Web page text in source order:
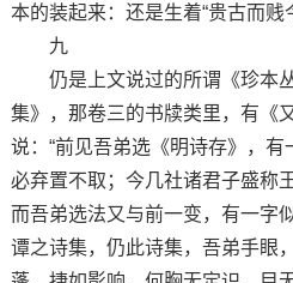
本的装起来：还是生着“贵古而贱
九
仍是上文说过的所谓《珍本
集》，那卷三的书牍类里，有《
说：“前见吾弟选《明诗存》，有
必弃置不取；今几社诸君子盛称
而吾弟选法又与前一变，有一字
谭之诗集，仍此诗集，吾弟手眼